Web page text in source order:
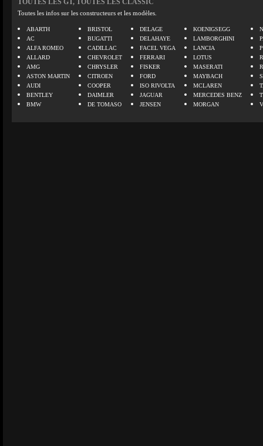
TOUTES LES GT, TOUTES LES CLASSIC
Toutes les infos sur les constructeurs et les modèles.
ABARTH
AC
ALFA ROMEO
ALLARD
AMG
ASTON MARTIN
AUDI
BENTLEY
BMW
BRISTOL
BUGATTI
CADILLAC
CHEVROLET
CHRYSLER
CITROEN
COOPER
DAIMLER
DE TOMASO
DELAGE
DELAHAYE
FACEL VEGA
FERRARI
FISKER
FORD
ISO RIVOLTA
JAGUAR
JENSEN
KOENIGSEGG
LAMBORGHINI
LANCIA
LOTUS
MASERATI
MAYBACH
MCLAREN
MERCEDES BENZ
MORGAN